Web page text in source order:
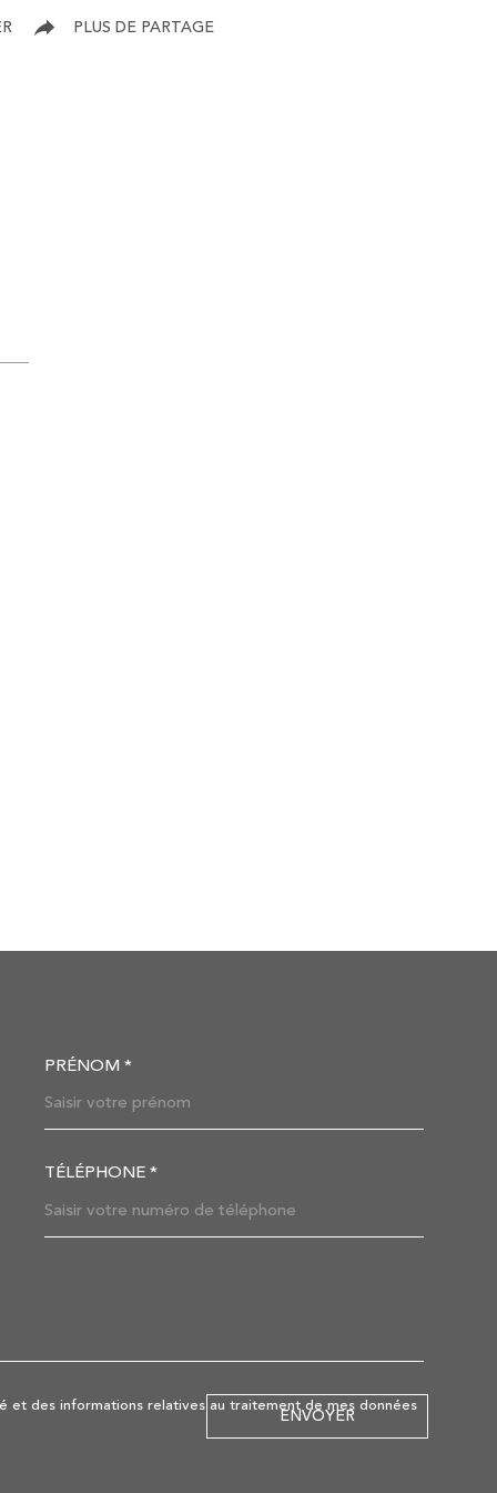
PLUS DE PARTAGE
PRÉNOM *
TÉLÉPHONE *
et des informations relatives au traitement de mes données
ENVOYER